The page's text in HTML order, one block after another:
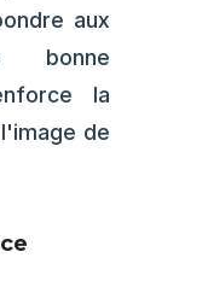
aux
bonne
la
de